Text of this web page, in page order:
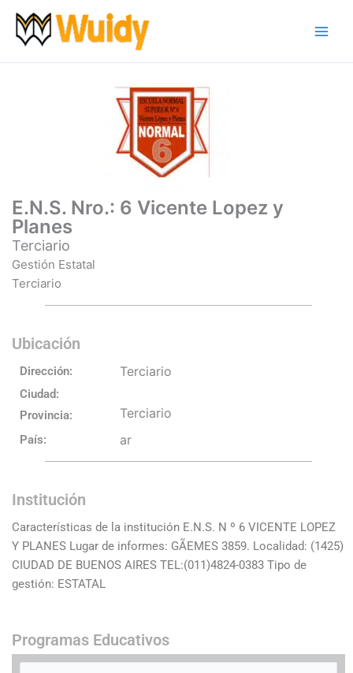
contenido
E.N.S. Nro.: 6 Vicente Lopez y
Planes
Terciario
Gestión Estatal
Terciario
Ubicación
Dirección: Terciario
Ciudad:
Provincia:
Terciario
País: ar
Institución
Características de la institución E.N.S. N º 6 VICENTE LOPEZ
Y PLANES Lugar de informes: GÃEMES 3859. Localidad: (1425)
CIUDAD DE BUENOS AIRES TEL:(011)4824-0383 Tipo de
gestión: ESTATAL
Programas Educativos